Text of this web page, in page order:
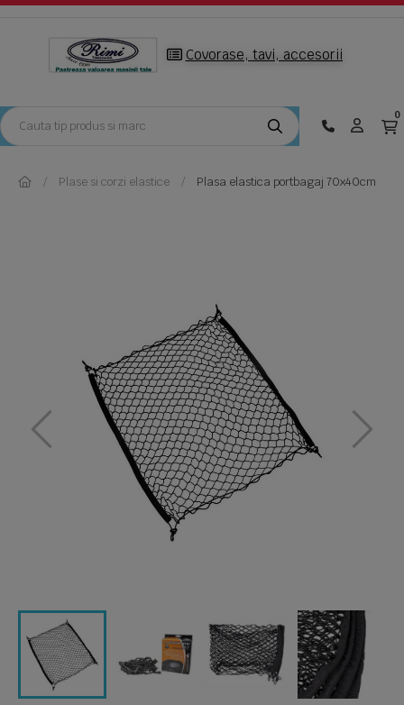
Covorase, tavi, accesorii
0
Plase si corzi elastice Plasa elastica portbagaj 70x40cm